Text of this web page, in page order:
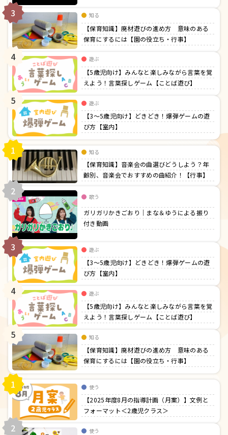
3 知る
【保育知識】廃材遊びの進め方 意味のある
保育にするには【園の役立ち・行事】
4 遊ぶ
【5歳児向け】みんなと楽しみながら言葉を覚
えよう！言葉探しゲーム【ことば遊び】
5 遊ぶ
【3〜5歳児向け】どきどき！爆弾ゲームの遊
び方【室内】
1 知る
【保育知識】音楽会の曲選びどうしよう？年
齢別、音楽会でおすすめの曲紹介！【行事】
2 歌う
ガリガリかきごおり｜まな＆ゆうによる振り
付き動画
3 遊ぶ
【3〜5歳児向け】どきどき！爆弾ゲームの遊
び方【室内】
4 遊ぶ
【5歳児向け】みんなと楽しみながら言葉を覚
えよう！言葉探しゲーム【ことば遊び】
5 知る
【保育知識】廃材遊びの進め方 意味のある
保育にするには【園の役立ち・行事】
1 使う
【2025年度8月の指導計画（月案）】文例と
フォーマット＜2歳児クラス＞
2 使う